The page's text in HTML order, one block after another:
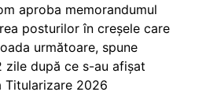
aproba memorandumul
posturilor în creșele care
următoare, spune
zile după ce s-au afișat
Titularizare 2026